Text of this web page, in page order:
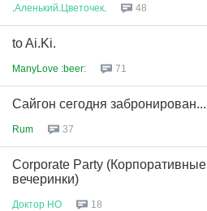
Аленький Цветочек 48
to Ai.Ki.
ManyLove :beer: 71
Сайгон сегодня забронирован...
Rum 37
Corporate Party (Корпоративные
вечеринки)
Доктор НО 18